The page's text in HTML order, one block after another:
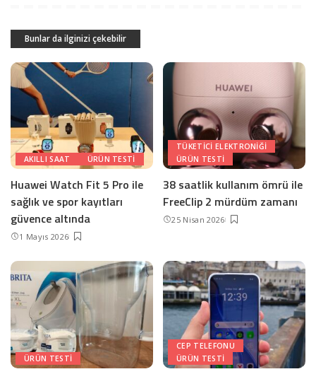
Bunlar da ilginizi çekebilir
AKILLI SAAT ÜRÜN TESTI
Huawei Watch Fit 5 Pro ile
sağlık ve spor kayıtları
güvence altında
1 Mayıs 2026
TÜKETICI ELEKTRONIĞI
ÜRÜN TESTI
38 saatlik kullanım ömrü ile
FreeClip 2 mürdüm zamanı
25 Nisan 2026
ÜRÜN TESTI
CEP TELEFONU
ÜRÜN TESTI